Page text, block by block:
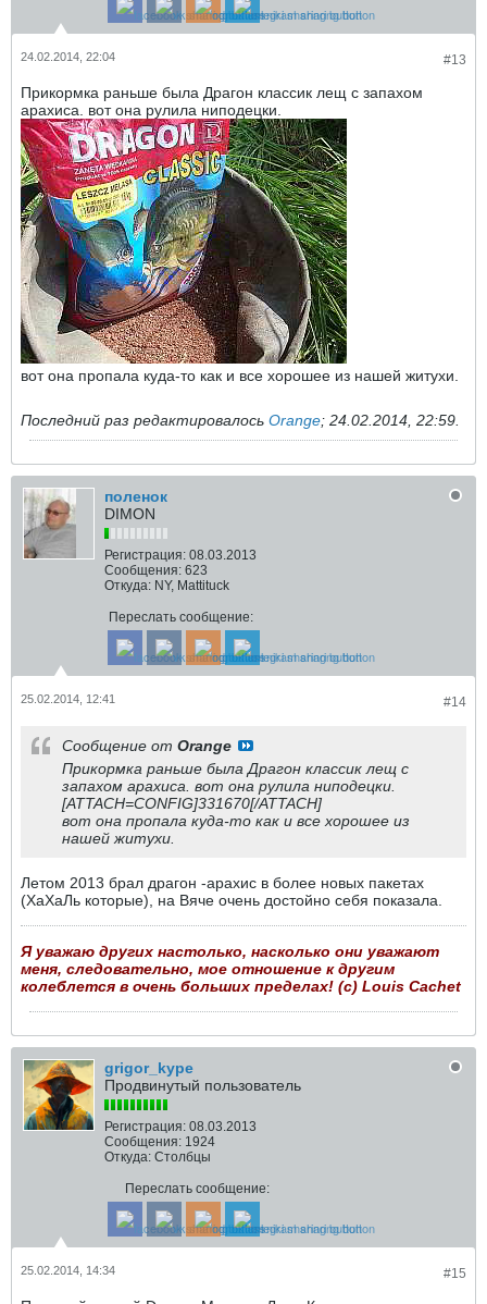
#13
24.02.2014, 22:04
Прикормка раньше была Драгон классик лещ с запахом
арахиса. вот она рулила ниподецки.
вот она пропала куда-то как и все хорошее из нашей житухи.
Последний раз редактировалось Orange; 24.02.2014, 22:59
поленок
DIMON
Регистрация: 08.03.2013
Сообщения: 623
Откуда: NY, Mattituck
Переслать сообщение:
#14
25.02.2014, 12:41
Сообщение от Orange
Прикормка раньше была Драгон классик лещ с
запахом арахиса. вот она рулила ниподецки.
[ATTACH=CONFIG]331670[/ATTACH]
вот она пропала куда-то как и все хорошее из
нашей житухи.
Летом 2013 брал драгон -арахис в более новых пакетах
(ХаХаЛь которые), на Вяче очень достойно себя показала.
Я уважаю других настолько, насколько они уважают
меня, следовательно, мое отношение к другим
колеблется в очень больших пределах! (с) Louis Cachet
grigor_kype
Продвинутый пользователь
Регистрация: 08.03.2013
Сообщения: 1924
Откуда: Столбцы
Переслать сообщение:
#15
25.02.2014, 14:34